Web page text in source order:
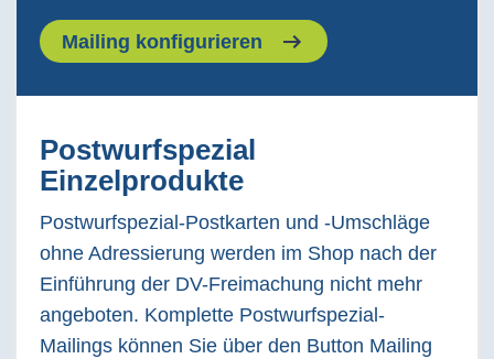
Mailing konfigurieren
Postwurfspezial
Einzelprodukte
Postwurfspezial-Postkarten und -Umschläge
ohne Adressierung werden im Shop nach der
Einführung der DV-Freimachung nicht mehr
angeboten. Komplette Postwurfspezial-
Mailings können Sie über den Button Mailing